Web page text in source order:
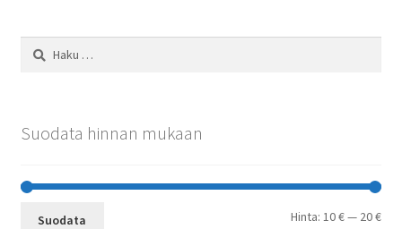
Haku:
Suodata hinnan mukaan
Suodata Hinta:10 €— 20 €